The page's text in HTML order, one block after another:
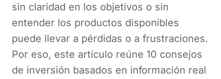
sin claridad en los objetivos o sin
entender los productos disponibles
puede llevar a pérdidas o a frustraciones.
Por eso, este artículo reúne 10 consejos
de inversión basados en información real